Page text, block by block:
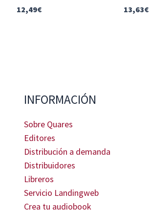
12,49€ 13,63€
INFORMACIÓN
Sobre Quares
Editores
Distribución a demanda
Distribuidores
Libreros
Servicio Landingweb
Crea tu audiobook